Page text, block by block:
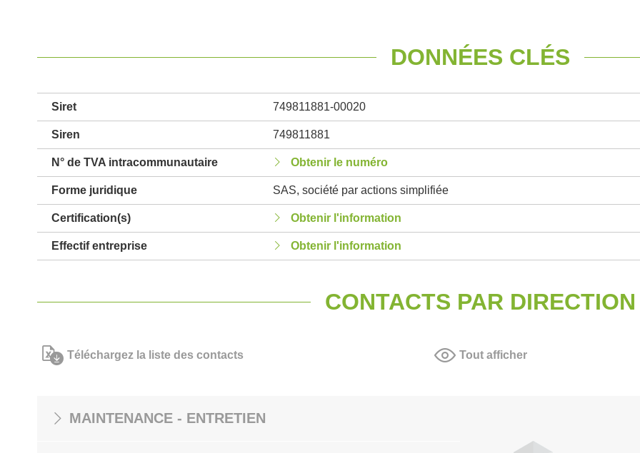
DONNÉES CLÉS
Siret 749811881-00020
Siren 749811881
N° de TVA intracommunautaire Obtenir le numéro
Forme juridique SAS, société par actions simplifiée
Certification(s) Obtenir l'information
Effectif entreprise Obtenir l'information
CONTACTS PAR DIRECTION
Téléchargez la liste des contacts Tout afficher
MAINTENANCE - ENTRETIEN